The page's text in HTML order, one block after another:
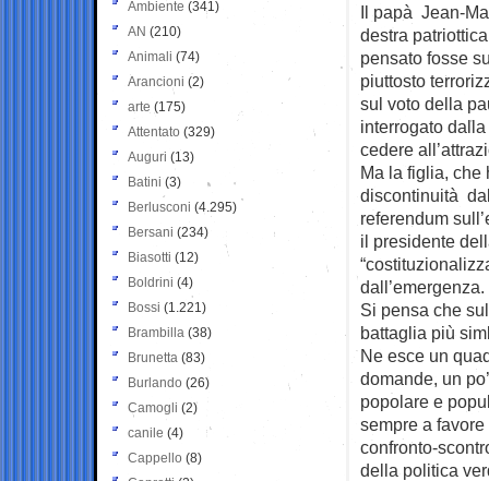
Il papà Jean-
destra
pensato fosse
piuttosto
sul voto della
interrogato
cedere
Ma la figlia, che
discontinuità
referendum
il presidente
dall’emergenza.
Si pensa che
battaglia più
Ne esce un
domande, un
popolare e
sempre a
confronto-
della politica
Ambiente (341)
AN (210)
Animali (74)
Arancioni (2)
arte (175)
Attentato (329)
Auguri (13)
Batini (3)
Berlusconi (4.295)
Bersani (234)
Biasotti (12)
Boldrini (4)
Bossi (1.221)
Brambilla (38)
Brunetta (83)
Burlando (26)
Camogli (2)
canile (4)
Cappello (8)